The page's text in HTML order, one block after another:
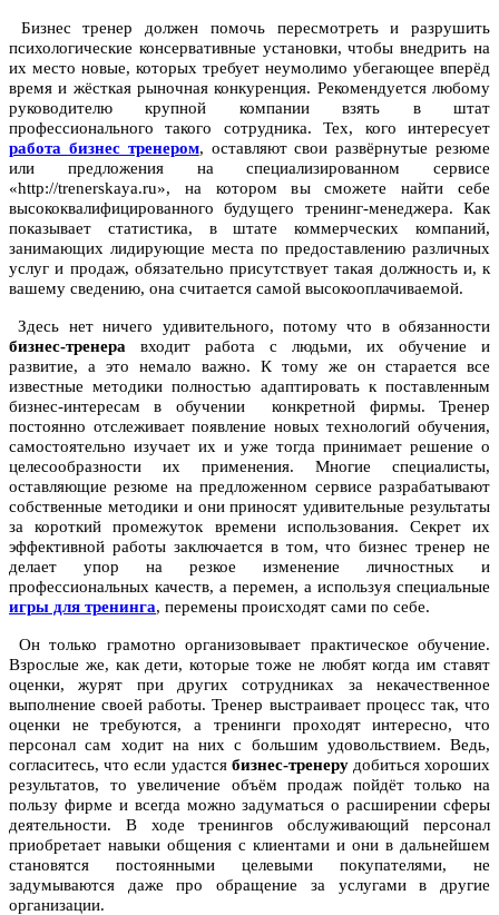
Бизнес тренер должен помочь пересмотреть и разрушить
психологические консервативные установки, чтобы внедрить на
их место новые, которых требует неумолимо убегающее вперёд
время и жёсткая рыночная конкуренция. Рекомендуется любому
руководителю крупной компании взять в штат
профессионального такого сотрудника. Тех, кого интересует
работа бизнес тренером, оставляют свои развёрнутые резюме
или предложения на специализированном сервисе
«http://trenerskaya.ru», на котором вы сможете найти себе
высококвалифицированного будущего тренинг-менеджера. Как
показывает статистика, в штате коммерческих компаний,
занимающих лидирующие места по предоставлению различных
услуг и продаж, обязательно присутствует такая должность и, к
вашему сведению, она считается самой высокооплачиваемой.
Здесь нет ничего удивительного, потому что в обязанности
бизнес-тренера входит работа с людьми, их обучение и
развитие, а это немало важно. К тому же он старается все
известные методики полностью адаптировать к поставленным
бизнес-интересам в обучении конкретной фирмы. Тренер
постоянно отслеживает появление новых технологий обучения,
самостоятельно изучает их и уже тогда принимает решение о
целесообразности их применения. Многие специалисты,
оставляющие резюме на предложенном сервисе разрабатывают
собственные методики и они приносят удивительные результаты
за короткий промежуток времени использования. Секрет их
эффективной работы заключается в том, что бизнес тренер не
делает упор на резкое изменение личностных и
профессиональных качеств, а перемен, а используя специальные
игры для тренинга, перемены происходят сами по себе.
Он только грамотно организовывает практическое обучение.
Взрослые же, как дети, которые тоже не любят когда им ставят
оценки, журят при других сотрудниках за некачественное
выполнение своей работы. Тренер выстраивает процесс так, что
оценки не требуются, а тренинги проходят интересно, что
персонал сам ходит на них с большим удовольствием. Ведь,
согласитесь, что если удастся бизнес-тренерудобиться хороших
результатов, то увеличение объём продаж пойдёт только на
пользу фирме и всегда можно задуматься о расширении сферы
деятельности. В ходе тренингов обслуживающий персонал
приобретает навыки общения с клиентами и они в дальнейшем
становятся постоянными целевыми покупателями, не
задумываются даже про обращение за услугами в другие
организации.